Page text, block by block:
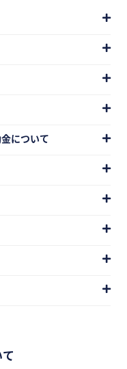
について